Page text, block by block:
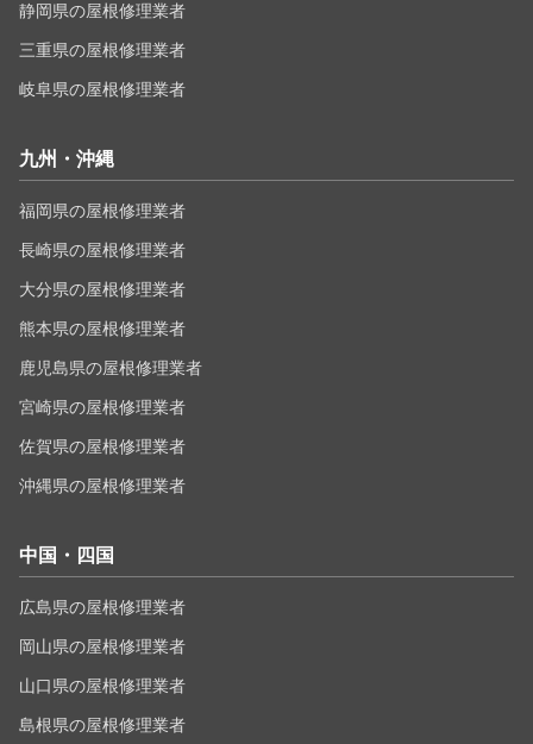
静岡県の屋根修理業者
三重県の屋根修理業者
岐阜県の屋根修理業者
九州・沖縄
福岡県の屋根修理業者
長崎県の屋根修理業者
大分県の屋根修理業者
熊本県の屋根修理業者
鹿児島県の屋根修理業者
宮崎県の屋根修理業者
佐賀県の屋根修理業者
沖縄県の屋根修理業者
中国・四国
広島県の屋根修理業者
岡山県の屋根修理業者
山口県の屋根修理業者
島根県の屋根修理業者